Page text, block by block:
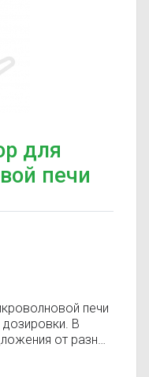
для
печи
печи
В
от разных
где купить